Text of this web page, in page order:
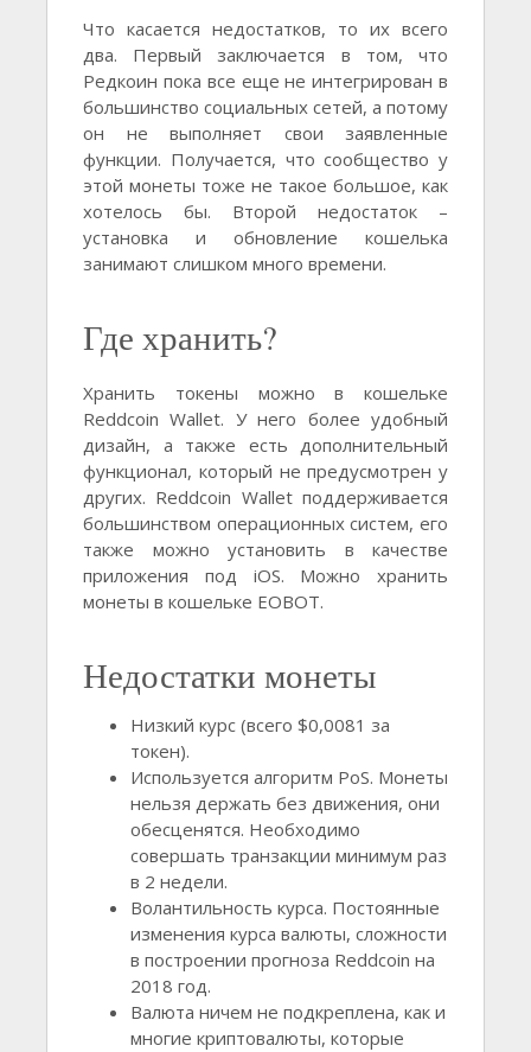
Что касается недостатков, то их всего
два. Первый заключается в том, что
Редкоин пока все еще не интегрирован в
большинство социальных сетей, а потому
он не выполняет свои заявленные
функции. Получается, что сообщество у
этой монеты тоже не такое большое, как
хотелось бы. Второй недостаток –
установка и обновление кошелька
занимают слишком много времени.
Где хранить?
Хранить токены можно в кошельке
Reddcoin Wallet. У него более удобный
дизайн, а также есть дополнительный
функционал, который не предусмотрен у
других. Reddcoin Wallet поддерживается
большинством операционных систем, его
также можно установить в качестве
приложения под iOS. Можно хранить
монеты в кошельке EOBOT.
Недостатки монеты
Низкий курс (всего $0,0081 за
токен).
Используется алгоритм PoS. Монеты
нельзя держать без движения, они
обесценятся. Необходимо
совершать транзакции минимум раз
в 2 недели.
Волантильность курса. Постоянные
изменения курса валюты, сложности
в построении прогноза Reddcoin на
2018 год.
Валюта ничем не подкреплена, как и
многие криптовалюты, которые